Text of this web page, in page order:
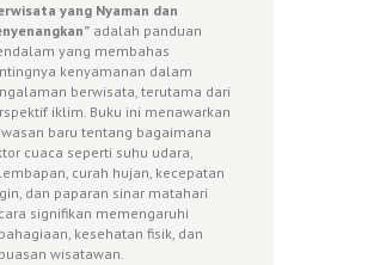
yang Nyaman dan
adalah panduan
yang membahas
kenyamanan dalam
berwisata, terutama dari
iklim. Buku ini menawarkan
baru tentang bagaimana
cuaca seperti suhu udara,
curah hujan, kecepatan
dan paparan sinar matahari
signifikan memengaruhi
kesehatan fisik, dan
wisatawan.